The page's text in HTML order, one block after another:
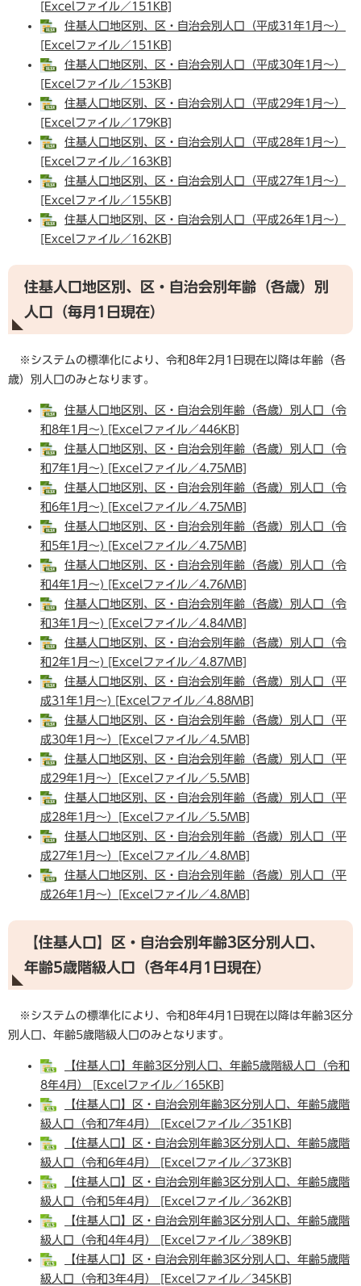
[Excelファイル／151KB]
住基人口地区別、区・自治会別人口（平成31年1月～）
[Excelファイル／151KB]
住基人口地区別、区・自治会別人口（平成30年1月～）
[Excelファイル／153KB]
住基人口地区別、区・自治会別人口（平成29年1月～）
[Excelファイル／179KB]
住基人口地区別、区・自治会別人口（平成28年1月～）
[Excelファイル／163KB]
住基人口地区別、区・自治会別人口（平成27年1月～）
[Excelファイル／155KB]
住基人口地区別、区・自治会別人口（平成26年1月～）
[Excelファイル／162KB]
住基人口地区別、区・自治会別年齢（各歳）別
人口（毎月1日現在）
※システムの標準化により、令和8年2月1日現在以降は年齢（各
歳）別人口のみとなります。
住基人口地区別、区・自治会別年齢（各歳）別人口（令
和8年1月～) [Excelファイル／446KB]
住基人口地区別、区・自治会別年齢（各歳）別人口（令
和7年1月～) [Excelファイル／4.75MB]
住基人口地区別、区・自治会別年齢（各歳）別人口（令
和6年1月～) [Excelファイル／4.75MB]
住基人口地区別、区・自治会別年齢（各歳）別人口（令
和5年1月～) [Excelファイル／4.75MB]
住基人口地区別、区・自治会別年齢（各歳）別人口（令
和4年1月～) [Excelファイル／4.76MB]
住基人口地区別、区・自治会別年齢（各歳）別人口（令
和3年1月～) [Excelファイル／4.84MB]
住基人口地区別、区・自治会別年齢（各歳）別人口（令
和2年1月～) [Excelファイル／4.87MB]
住基人口地区別、区・自治会別年齢（各歳）別人口（平
成31年1月～) [Excelファイル／4.88MB]
住基人口地区別、区・自治会別年齢（各歳）別人口（平
成30年1月～）[Excelファイル／4.5MB]
住基人口地区別、区・自治会別年齢（各歳）別人口（平
成29年1月～）[Excelファイル／5.5MB]
住基人口地区別、区・自治会別年齢（各歳）別人口（平
成28年1月～）[Excelファイル／5.5MB]
住基人口地区別、区・自治会別年齢（各歳）別人口（平
成27年1月～）[Excelファイル／4.8MB]
住基人口地区別、区・自治会別年齢（各歳）別人口（平
成26年1月～）[Excelファイル／4.8MB]
【住基人口】区・自治会別年齢3区分別人口、
年齢5歳階級人口（各年4月1日現在）
※システムの標準化により、令和8年4月1日現在以降は年齢3区分
別人口、年齢5歳階級人口のみとなります。
​【住基人口】年齢3区分別人口、年齢5歳階級人口（令和
8年4月） [Excelファイル／165KB]
【住基人口】区・自治会別年齢3区分別人口、年齢5歳階
級人口（令和7年4月） [Excelファイル／351KB]
【住基人口】区・自治会別年齢3区分別人口、年齢5歳階
級人口（令和6年4月） [Excelファイル／373KB]
【住基人口】区・自治会別年齢3区分別人口、年齢5歳階
級人口（令和5年4月） [Excelファイル／362KB]
【住基人口】区・自治会別年齢3区分別人口、年齢5歳階
級人口（令和4年4月） [Excelファイル／389KB]
【住基人口】区・自治会別年齢3区分別人口、年齢5歳階
級人口（令和3年4月） [Excelファイル／345KB]